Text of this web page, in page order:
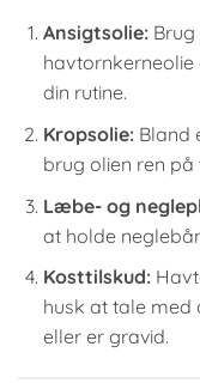
Ansigtsolie:Brug
havtornkerneolie
din rutine.
Kropsolie:Bland
brug olien ren
Læbe- og
at holde
Kosttilskud:
husk at tale med
eller er gravid.